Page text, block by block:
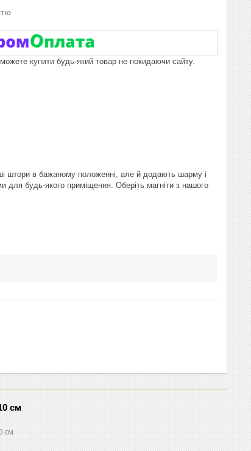
купити будь-який товар не покидаючи сайту.
штори в бажаному положенні, але й додають шарму і
будь-якого приміщення. Оберіть магніти з нашого
см
см